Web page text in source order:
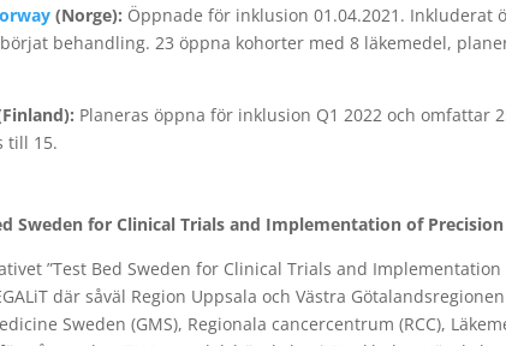
(Norge): Öppnade för inklusion 01.04.2021.
behandling. 23 öppna kohorter med 8 läkemedel,
Planeras öppna för inklusion Q1 2022 och omfattar
till 15.
Sweden for Clinical Trials and Implementation of
”Test Bed Sweden for Clinical Trials and
där såväl Region Uppsala och Västra
Sweden (GMS), Regionala cancercentrum (RCC),